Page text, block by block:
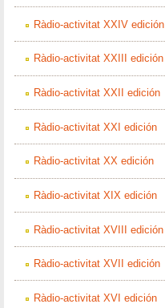
Ràdio-activitat XXIV edición
Ràdio-activitat XXIII edición
Ràdio-activitat XXII edición
Ràdio-activitat XXI edición
Ràdio-activitat XX edición
Ràdio-activitat XIX edición
Ràdio-activitat XVIII edición
Ràdio-activitat XVII edición
Ràdio-activitat XVI edición